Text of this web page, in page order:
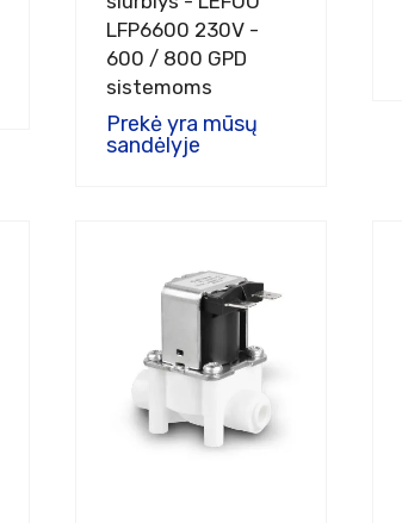
LFP6600 230V -
600 / 800 GPD
sistemoms
Prekė yra mūsų
sandėlyje